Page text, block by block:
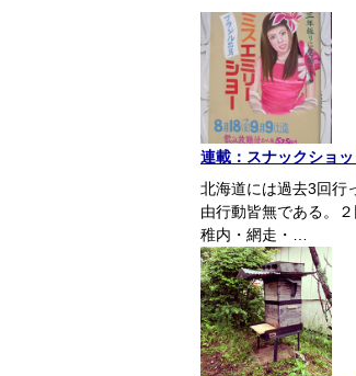
連載：スナックショ
北海道には過去3回行
由行動皆無である。
稚内・網走・…